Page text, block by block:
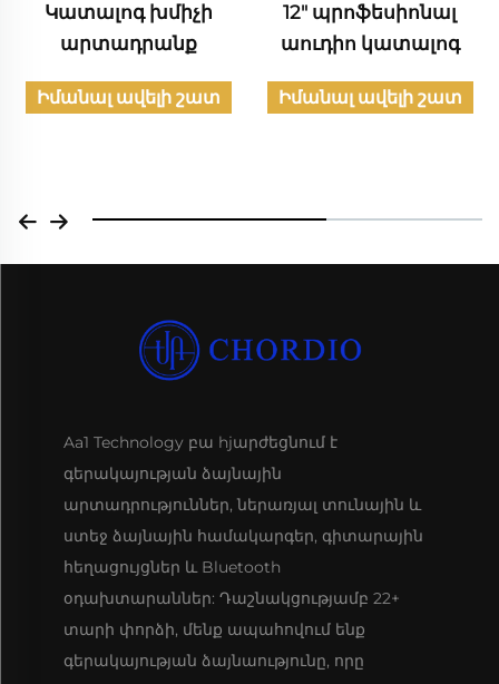
Կատալոգ խմիչի
արտադրանք
Իմանալ ավելի շատ
12" պրոֆեսիոնալ
աուդիո կատալոգ
Իմանալ ավելի շատ
Aa1 Technology բա hjարժեցնում է
գերակայության ձայնային
արտադրություններ, ներառյալ տունային և
ստեջ ձայնային համակարգեր, գիտարային
հեղացույցներ և Bluetooth
օդախտարաններ: Դաշնակցությամբ 22+
տարի փորձի, մենք ապահովում ենք
գերակայության ձայնաությունը, որը